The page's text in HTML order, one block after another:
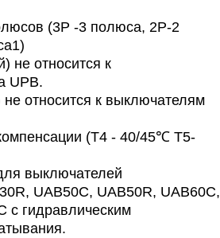
(3Р -3 полюса, 2P-2
не относится к
UPB.
относится к выключателям
(T4 - 40/45℃ T5-
выключателей
30R, UAB50C, UAB50R, UAB60C,
с гидравлическим